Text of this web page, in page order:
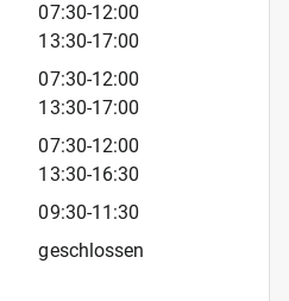
07:30-12:00
13:30-17:00
07:30-12:00
13:30-17:00
07:30-12:00
13:30-16:30
09:30-11:30
geschlossen